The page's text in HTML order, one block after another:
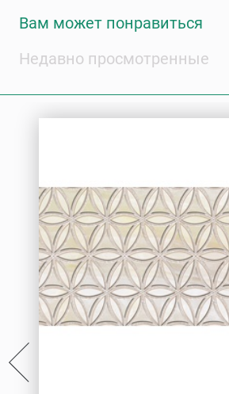
Вам может понравиться
Недавно просмотренные